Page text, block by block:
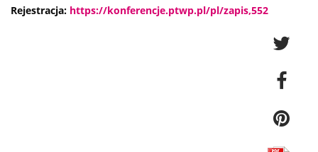
Rejestracja: https://konferencje.ptwp.pl/pl/zapis,552